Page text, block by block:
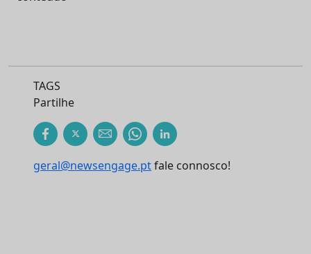
TAGS
Partilhe
geral@newsengage.ptfale connosco!